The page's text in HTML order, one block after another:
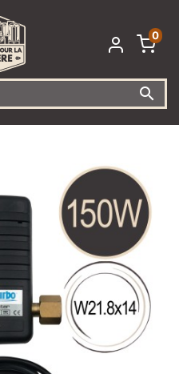

0